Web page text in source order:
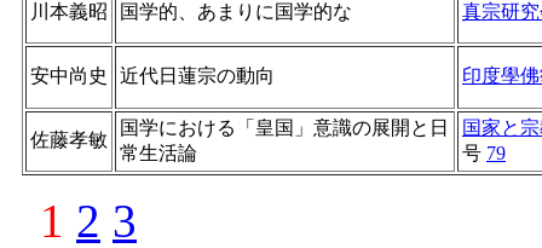
川本義昭 国学的、あまりに国学的な 真宗研
安中尚史 近代日蓮宗の動向 印度學
佐藤孝敏
国学における「皇国」意識の展開と日
常生活論
国家と
号 79
1 2 3